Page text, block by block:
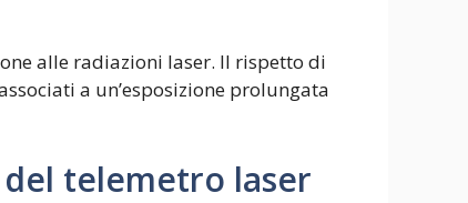
alle radiazioni laser. Il rispetto di
a un’esposizione prolungata
telemetro laser